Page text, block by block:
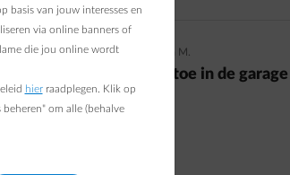
25/07/2024 | 1 min. Laetitia M.
Waarom je auto af en toe in de
staan? 5 voordelen
basis van jouw interesses en
via online banners of
die jou online wordt
hierraadplegen. Klik op
om alle (behalve